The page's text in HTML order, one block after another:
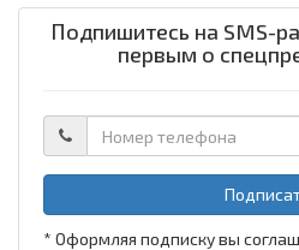
Подпишитесь на SMS-
первым о
* Оформляя подписку вы